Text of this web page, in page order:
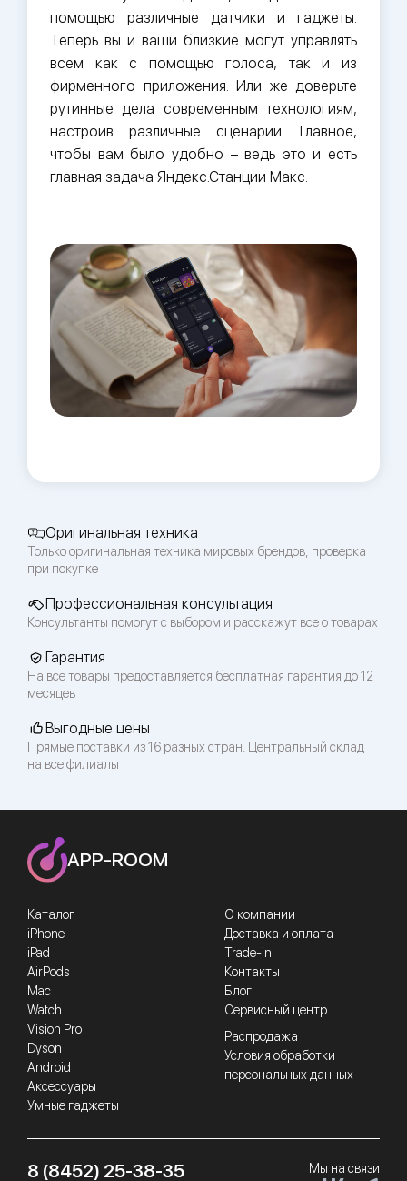
помощью различные датчики и гаджеты.
Теперь вы и ваши близкие могут управлять
всем как с помощью голоса, так и из
фирменного приложения. Или же доверьте
рутинные дела современным технологиям,
настроив различные сценарии. Главное,
чтобы вам было удобно – ведь это и есть
главная задача Яндекс.Станции Макс.
Оригинальная техника
Только оригинальная техника мировых брендов, проверка
при покупке
Профессиональная консультация
Консультанты помогут с выбором и расскажут все о товарах
Гарантия
На все товары предоставляется бесплатная гарантия до 12
месяцев
Выгодные цены
Прямые поставки из 16 разных стран. Центральный склад
на все филиалы
Каталог
iPhone
iPad
AirPods
Mac
Watch
Vision Pro
Dyson
Android
Аксессуары
Умные гаджеты
О компании
Доставка и оплата
Trade-in
Контакты
Блог
Сервисный центр
Распродажа
Условия обработки
персональных данных
APP-ROOM
8 (8452) 25-38-35 Мы на связи